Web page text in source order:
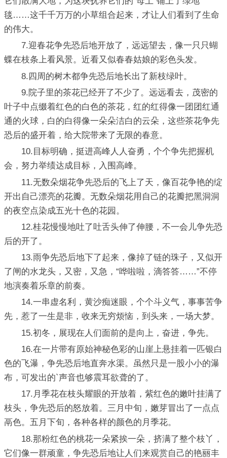
毯……这千千万万的小草组合起来，才让人们看到了生命
的伟大。
7.迎春花争先恐后地开放了，远远望去，像一只只蝴
蝶在枝条上看风景。近看又似春春姑娘的彩色头发。
8.四周的树木都争先恐后地长出了新枝绿叶。
9.院子里的茶花已经开了不少了。远远看去，茂密的
叶子中点缀着红色的白色的茶花，红的红得像一团团红通
通的火球，白的白得像一朵朵洁白的云朵，这些茶花争先
恐后的盛开着，给大院带来了无限的春意。
10.目标明确，挺进高峰人人奋勇，个个争先把握机
会，努力举绩达成目标，入围高峰。
11.无数朵烟花争先恐后的飞上了天，像百花争艳的绽
开出自己漂亮的花瓣。无数朵烟花用自己的花瓣把黑洞洞
的夜空点染成五光十色的花园。
12.桂花慢慢地吐了吐舌头伸了伸腰，不一会儿争先恐
后的开了。
13.雨争先恐后地下了起来，像掉了链的珠子，又似开
了闸的水龙头，又密，又急，“哗啦啦，滴答答……”不停
地演奏着乐章的前奏。
14.一串虚名利，黄沙痴迷眼，个个斗义气，事事苦争
先，惹了一生是非，收来无穷烦恼，到头来，一场大梦。
15.初冬，展现在人们面前的是向上，奋进，争先。
16.在一片带有原始神秘色彩的山崖上悬挂着一匹银白
色的飞瀑，争先恐后地直奔水渠。虽然只是一股小小的瀑
布，可发出的`声音也够震耳欲聋的了。
17.月季花在枝头耀眼的开放着，紫红色的嫩叶挂满了
枝头，争先恐后的怒放着。三月中旬，嫩芽冒出了一点点
鬲色。五月下旬，各种各样的颜色的月季花。
18.那粉红色的桃花一朵紧挨一朵，挤满了整个枝丫，
它们像一群顽童，争先恐后地让人们来观赏自己的艳丽丰